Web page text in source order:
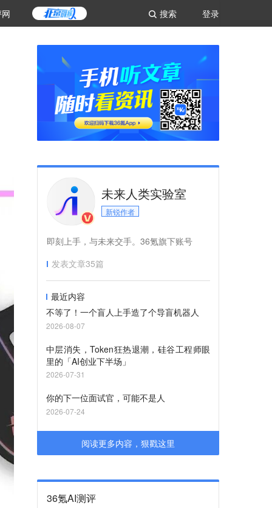
登录
搜索
未来人类实验室
新锐作者
即刻上手，与未来交手。36氪旗下账号
发表文章35篇
最近内容
不等了！一个盲人上手造了个导盲机器人
2026-08-07
中层消失，Token狂热退潮，硅谷工程师眼
里的「AI创业下半场」
2026-07-31
你的下一位面试官，可能不是人
2026-07-24
阅读更多内容，狠戳这里
36氪AI测评